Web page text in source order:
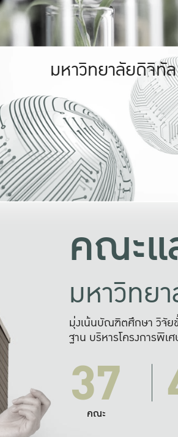
มหาวิทยาลัยรับผิดชอ
ร่วมมือกับชุมชน
และค
มองปั
แก้ไข
มหาวิทยาลัยดิจิทัล
คณะแ
มหาวิทย
มุ่งเน้นบัณฑิตศึกษา วิจั
ฐาน บริหารโครงการพิเ
37
คณะ